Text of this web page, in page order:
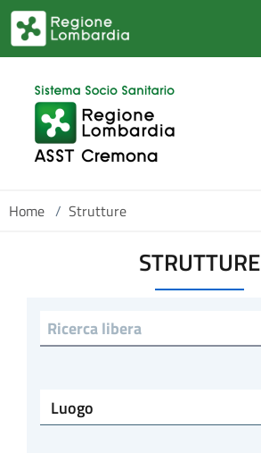
Salta al contenuto principale
Home / Strutture
STRUTTURE
Ricerca libera
Luogo